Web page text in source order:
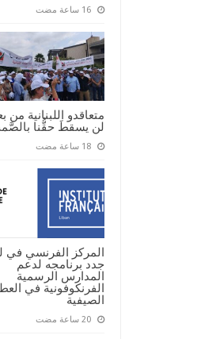
‏16 ساعة مضت
متعاقدو اللبنانية من
لن يسقطَ حقُّنا
‏18 ساعة مضت
المركز الفرنسي في
جدد برنامجه لدعم
المدارس الرسمية
الفرنكوفونية في
الصيفية
‏20 ساعة مضت